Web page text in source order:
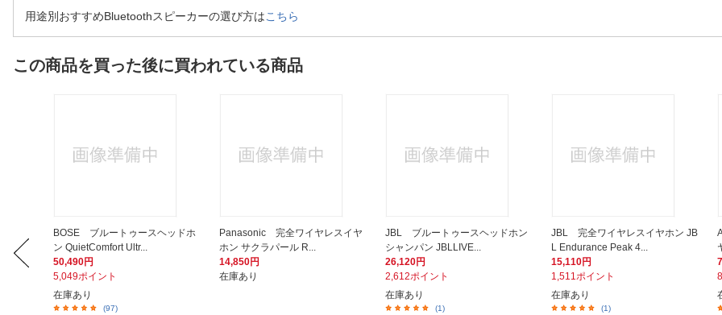
用途別おすすめBluetoothスピーカーの選び方はこちら
この商品を買った後に買われている商品
BOSE ブルートゥースヘッドホ
ン QuietComfort Ultr...
50,490円
5,049ポイント
在庫あり
(97)
Panasonic 完全ワイヤレスイヤ
ホン サクラパール R...
14,850円
在庫あり
JBL ブルートゥースヘッドホン
シャンパン JBLLIVE...
26,120円
2,612ポイント
在庫あり
(1)
JBL 完全ワイヤレスイヤホン JB
L Endurance Peak 4...
15,110円
1,511ポイント
在庫あり
(1)